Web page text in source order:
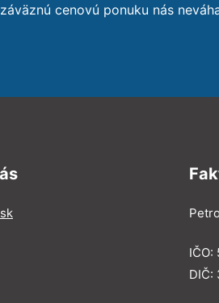
cenovú ponuku nás
IČO:
DIČ: